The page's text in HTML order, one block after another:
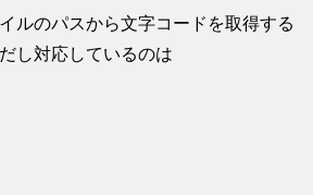
ルのパスから文字コードを取得する
し対応しているのは